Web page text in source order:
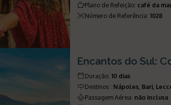
Plano de Refeição: café da
Número de Referência:1028
Encantos do Sul:
Duração:10 dias
Destinos : Nápoles, Bari,
Passagem Aérea: não inclusa